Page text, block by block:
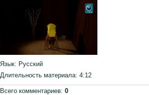
Язык: Русский
Длительность материала: 4:12
Всего комментариев: 0